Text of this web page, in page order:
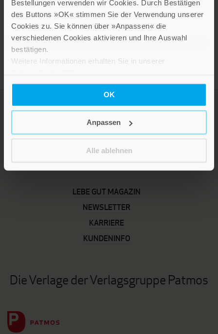
Bestellungen verwenden wir Cookies. Durch Bestätigen
des Buttons »OK« stimmen Sie der Verwendung unserer
Cookies zu. Sie können über »Anpassen« die
verschiedenen Cookies aktivieren und Ihre Auswahl
bestätigen.
Weitere Informationen erhalten Sie in unserer
OK
Anpassen
Alle ablehnen
Petra Wiegers liest aus dem Buch.
LEBE GUT MAGAZIN
NEWSLETTER
KARRIERE
KUNDENINFO
Die Verlage der Verlagsgruppe Patmos